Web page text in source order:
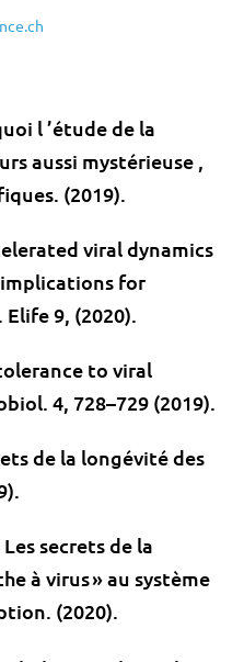
l ’étude de la
aussi mystérieuse ,
(2019).
viral dynamics
for
9, (2020).
to viral
4, 728–729 (2019).
de la longévité des
Les secrets de la
à virus » au système
(2020).